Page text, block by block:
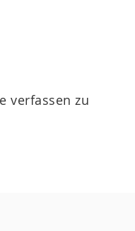
verfassen zu